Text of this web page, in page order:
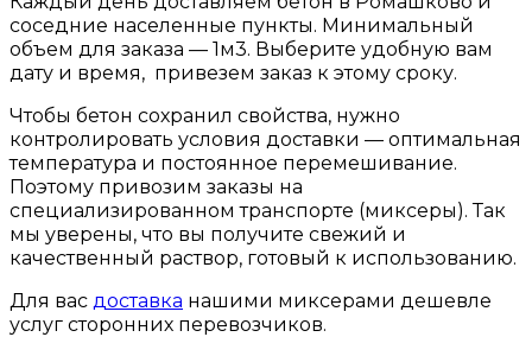
соседние населенные пункты. Минимальный
объем для заказа — 1м3. Выберите удобную вам
дату и время, привезем заказ к этому сроку.
Чтобы бетон сохранил свойства, нужно
контролировать условия доставки — оптимальная
температура и постоянное перемешивание.
Поэтому привозим заказы на
специализированном транспорте (миксеры). Так
мы уверены, что вы получите свежий и
качественный раствор, готовый к использованию.
Для вас доставка нашими миксерами дешевле
услуг сторонних перевозчиков.